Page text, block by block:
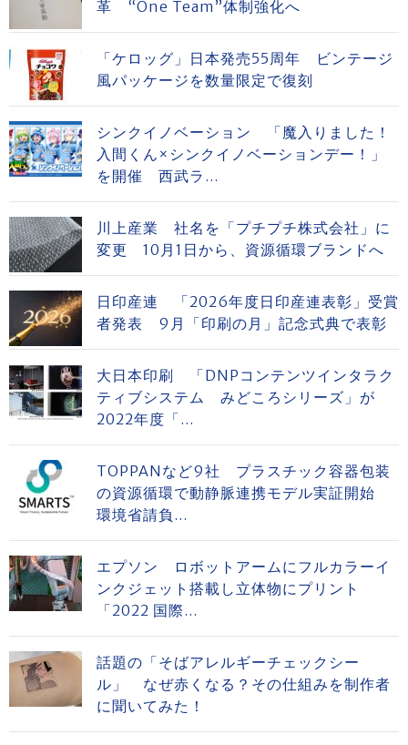
革 “One Team”体制強化へ
「ケロッグ」日本発売55周年 ビンテージ
風パッケージを数量限定で復刻
シンクイノベーション 「魔入りました！
入間くん×シンクイノベーションデー！」
を開催 西武ラ...
川上産業 社名を「プチプチ株式会社」に
変更 10月1日から、資源循環ブランドへ
日印産連 「2026年度日印産連表彰」受賞
者発表 9月「印刷の月」記念式典で表彰
大日本印刷 「DNPコンテンツインタラク
ティブシステム みどころシリーズ」が
2022年度「...
TOPPANなど9社 プラスチック容器包装
の資源循環で動静脈連携モデル実証開始
環境省請負...
エプソン ロボットアームにフルカラーイ
ンクジェット搭載し立体物にプリント
「2022 国際...
話題の「そばアレルギーチェックシー
ル」 なぜ赤くなる？その仕組みを制作者
に聞いてみた！